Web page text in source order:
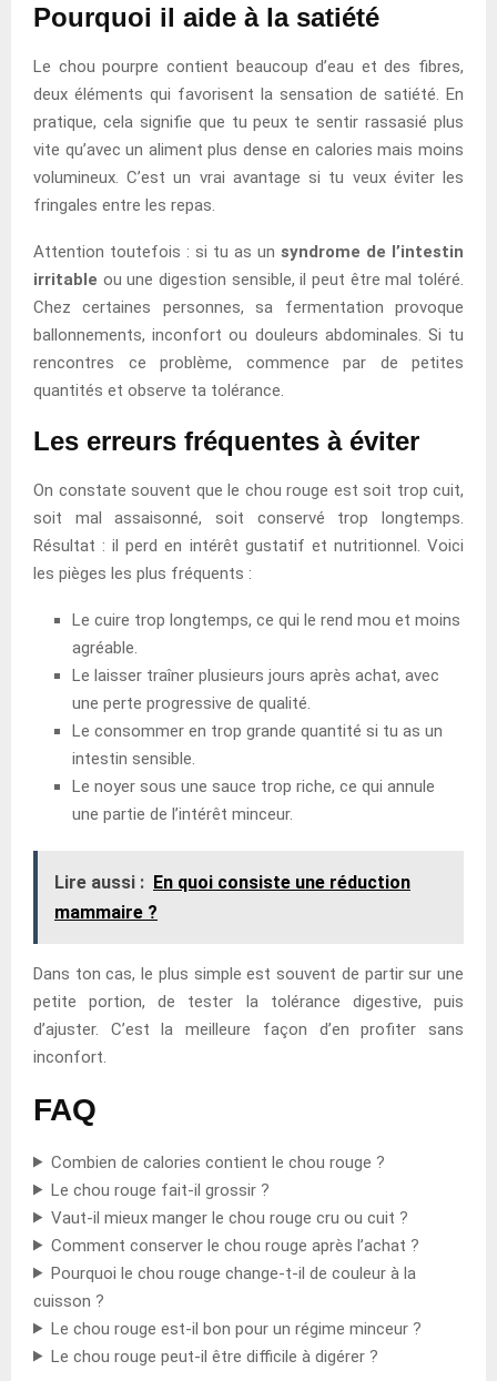
Pourquoi il aide à la satiété
Le chou pourpre contient beaucoup d’eau et des fibres,
deux éléments qui favorisent la sensation de satiété. En
pratique, cela signifie que tu peux te sentir rassasié plus
vite qu’avec un aliment plus dense en calories mais moins
volumineux. C’est un vrai avantage si tu veux éviter les
fringales entre les repas.
Attention toutefois : si tu as un syndrome de l’intestin
irritable ou une digestion sensible, il peut être mal toléré.
Chez certaines personnes, sa fermentation provoque
ballonnements, inconfort ou douleurs abdominales. Si tu
rencontres ce problème, commence par de petites
quantités et observe ta tolérance.
Les erreurs fréquentes à éviter
On constate souvent que le chou rouge est soit trop cuit,
soit mal assaisonné, soit conservé trop longtemps.
Résultat : il perd en intérêt gustatif et nutritionnel. Voici
les pièges les plus fréquents :
Le cuire trop longtemps, ce qui le rend mou et moins
agréable.
Le laisser traîner plusieurs jours après achat, avec
une perte progressive de qualité.
Le consommer en trop grande quantité si tu as un
intestin sensible.
Le noyer sous une sauce trop riche, ce qui annule
une partie de l’intérêt minceur.
Lire aussi : En quoi consiste une réduction
mammaire ?
Dans ton cas, le plus simple est souvent de partir sur une
petite portion, de tester la tolérance digestive, puis
d’ajuster. C’est la meilleure façon d’en profiter sans
inconfort.
FAQ
Combien de calories contient le chou rouge ?
Le chou rouge fait-il grossir ?
Vaut-il mieux manger le chou rouge cru ou cuit ?
Comment conserver le chou rouge après l’achat ?
Pourquoi le chou rouge change-t-il de couleur à la
cuisson ?
Le chou rouge est-il bon pour un régime minceur ?
Le chou rouge peut-il être difficile à digérer ?